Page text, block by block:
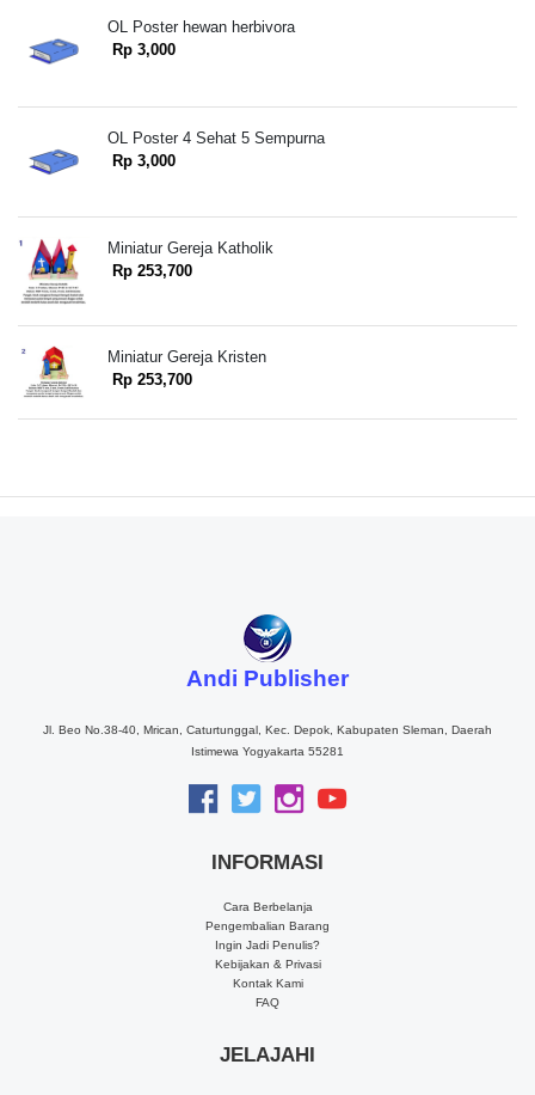
OL Poster hewan herbivora
Rp 3,000
OL Poster 4 Sehat 5 Sempurna
Rp 3,000
Miniatur Gereja Katholik
Rp 253,700
Miniatur Gereja Kristen
Rp 253,700
Andi Publisher
Jl. Beo No.38-40, Mrican, Caturtunggal, Kec. Depok, Kabupaten Sleman, Daerah
Istimewa Yogyakarta 55281
INFORMASI
Cara Berbelanja
Pengembalian Barang
Ingin Jadi Penulis?
Kebijakan & Privasi
Kontak Kami
FAQ
JELAJAHI